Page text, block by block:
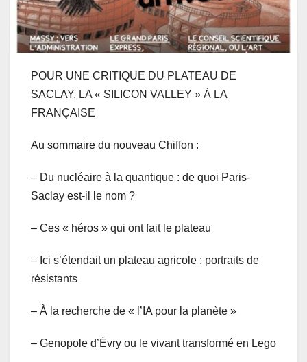
POUR UNE CRITIQUE DU PLATEAU DE
SACLAY, LA « SILICON VALLEY » À LA
FRANÇAISE
Au sommaire du nouveau Chiffon :
– Du nucléaire à la quantique : de quoi Paris-
Saclay est-il le nom ?
– Ces « héros » qui ont fait le plateau
– Ici s’étendait un plateau agricole : portraits de
résistants
– À la recherche de « l’IA pour la planète »
– Genopole d’Évry ou le vivant transformé en Lego